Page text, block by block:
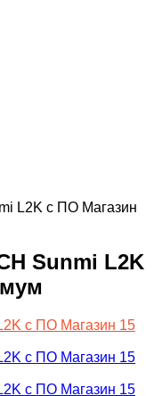
L2K с ПО Магазин
Sunmi L2K